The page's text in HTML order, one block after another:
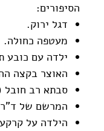
הסיפורים:
דגל ירוק.
מעטפה כחולה.
ילדה עם כובע
האוצר בקצה
סבתא רב חובל
המרשם של ד"ר
הילדה על